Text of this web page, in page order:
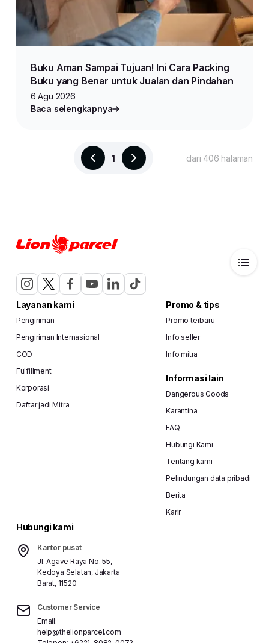
#jasapengiriman
Bagikan
Buku Aman Sampai Tujuan! Ini Cara Packing
Buku yang Benar untuk Jualan dan Pindahan
6 Agu 2026
Baca selengkapnya
1 dari 406 halaman
Layanan kami
Pengiriman
Pengiriman Internasional
COD
Fulfillment
Korporasi
Daftar jadi Mitra
Promo & tips
Promo terbaru
Info seller
Info mitra
Informasi lain
Dangerous Goods
Karantina
FAQ
Hubungi Kami
Tentang kami
Pelindungan data pribadi
Berita
Karir
Hubungi kami
Kantor pusat
Jl. Agave Raya No. 55,
Kedoya Selatan, Jakarta
Barat, 11520
Customer Service
Email:
help@thelionparcel.com